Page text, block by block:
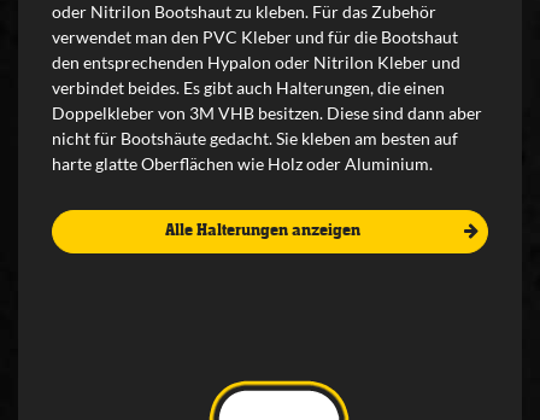
oder Nitrilon Bootshaut zu kleben. Für das Zubehör
verwendet man den PVC Kleber und für die Bootshaut
den entsprechenden Hypalon oder Nitrilon Kleber und
verbindet beides. Es gibt auch Halterungen, die einen
Doppelkleber von 3M VHB besitzen. Diese sind dann aber
nicht für Bootshäute gedacht. Sie kleben am besten auf
harte glatte Oberflächen wie Holz oder Aluminium.
Alle Halterungen anzeigen